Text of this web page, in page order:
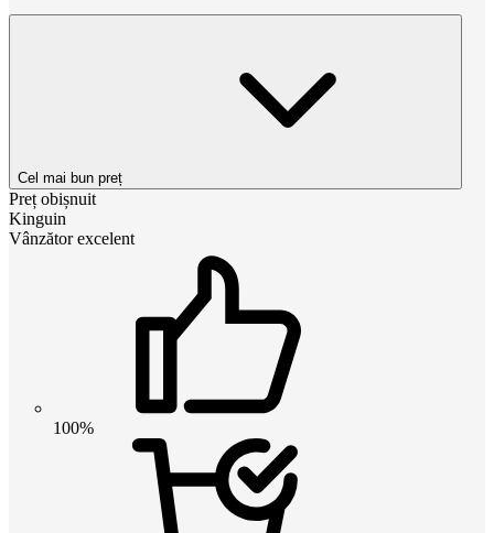
Cel mai bun preț
Preț obișnuit
Kinguin
Vânzător excelent
100%